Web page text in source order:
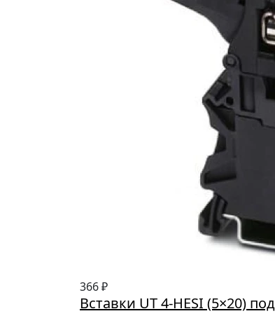
366 ₽
Вставки UT 4-HESI (5×20)